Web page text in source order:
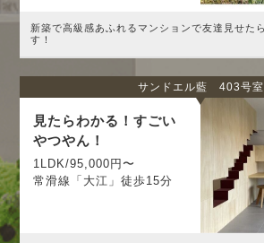
新築で高級感あふれるマンションで友達見せた
す！
サンドエル藍 403号室
見たらわかる！すごい
やつやん！
1LDK/95,000円〜
常滑線「大江」徒歩15分